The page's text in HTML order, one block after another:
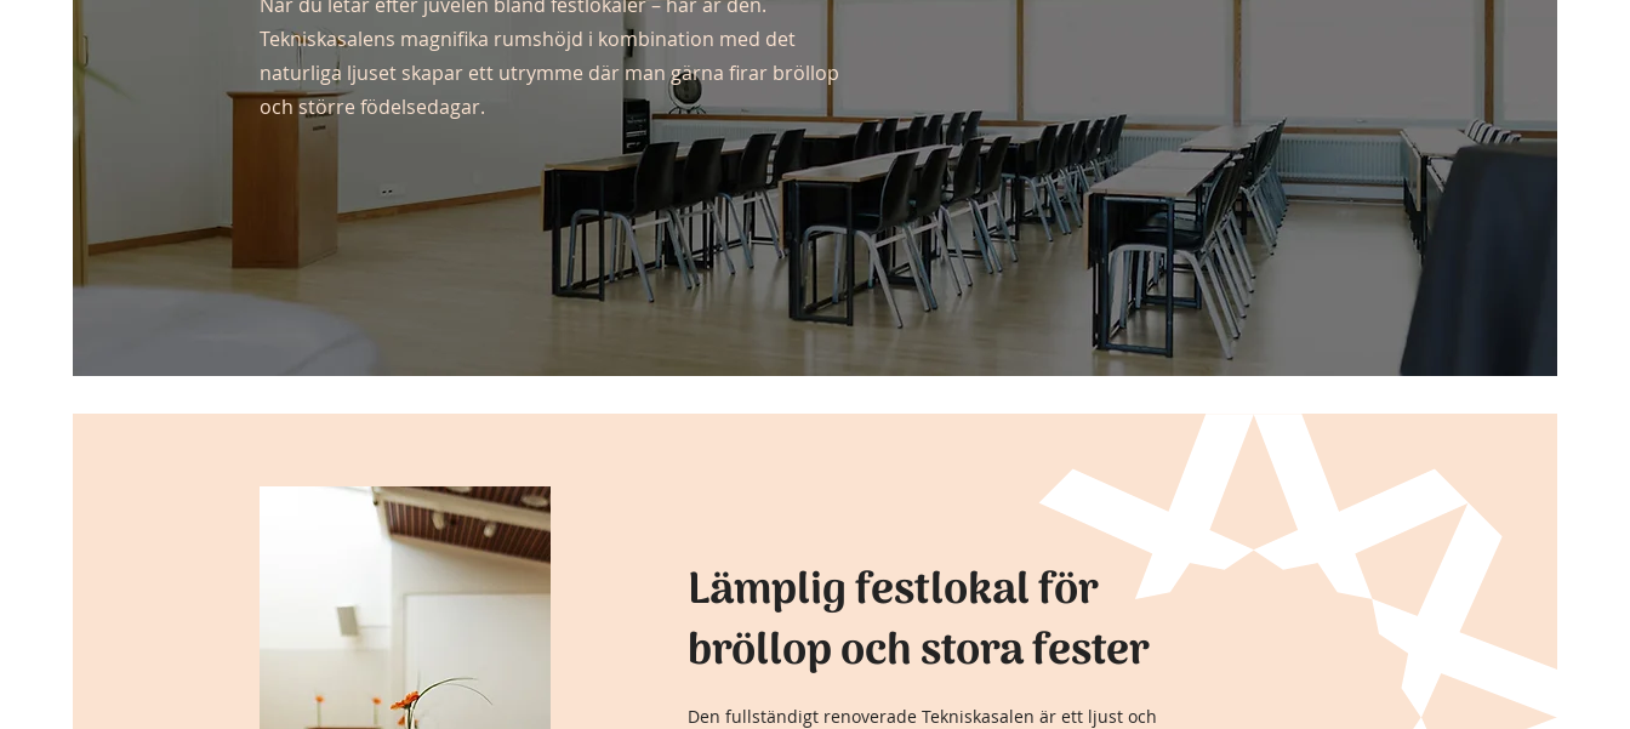
Tekniskasalens magnifika rumshöjd i kombination med det
naturliga ljuset skapar ett utrymme där man gärna firar bröllop
och större födelsedagar.
Lämplig festlokal för
bröllop och stora fester
Den fullständigt renoverade Tekniskasalen är ett ljust och